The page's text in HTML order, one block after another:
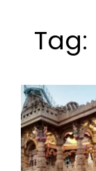
Tag: